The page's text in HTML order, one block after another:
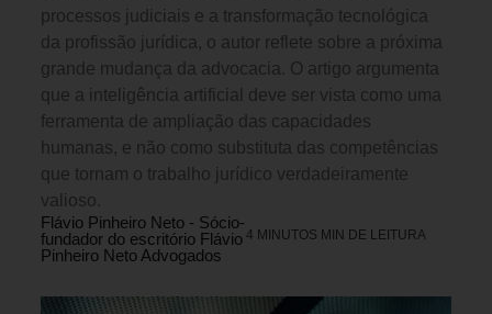
processos judiciais e a transformação tecnológica
da profissão jurídica, o autor reflete sobre a próxima
grande mudança da advocacia. O artigo argumenta
que a inteligência artificial deve ser vista como uma
ferramenta de ampliação das capacidades
humanas, e não como substituta das competências
que tornam o trabalho jurídico verdadeiramente
valioso.
Flávio Pinheiro Neto - Sócio-
fundador do escritório Flávio
Pinheiro Neto Advogados
4 MINUTOS MIN DE LEITURA